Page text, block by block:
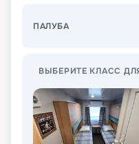
ПАЛУБА
ВЫБЕРИТЕ КЛАСС